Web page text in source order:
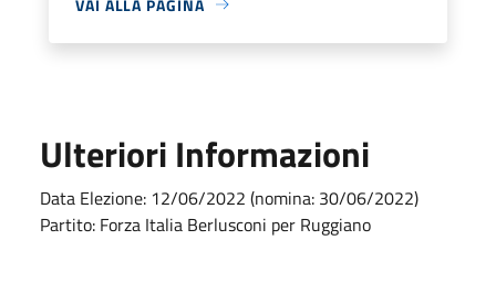
Ulteriori Informazioni
Data Elezione: 12/06/2022 (nomina: 30/06/2022)
Partito: Forza Italia Berlusconi per Ruggiano